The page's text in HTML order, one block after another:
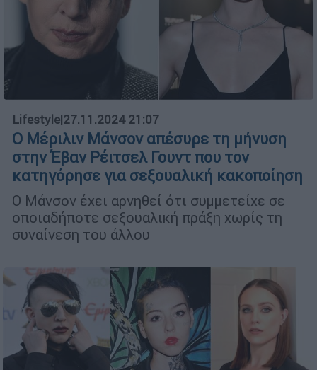
Lifestyle|27.11.2024 21:07
Ο Μέριλιν Μάνσον απέσυρε τη μήνυση
στην Έβαν Ρέιτσελ Γουντ που τον
κατηγόρησε για σεξουαλική κακοποίηση
Ο Μάνσον έχει αρνηθεί ότι συμμετείχε σε
οποιαδήποτε σεξουαλική πράξη χωρίς τη
συναίνεση του άλλου